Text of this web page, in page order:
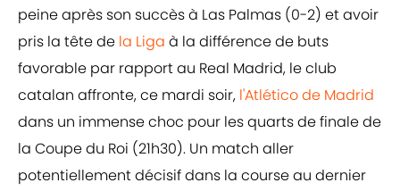
peine après son succès à Las Palmas (0-2) et avoir
pris la tête de la Liga à la différence de buts
favorable par rapport au Real Madrid, le club
catalan affronte, ce mardi soir, l'Atlético de Madrid
dans un immense choc pour les quarts de finale de
la Coupe du Roi (21h30). Un match aller
potentiellement décisif dans la course au dernier